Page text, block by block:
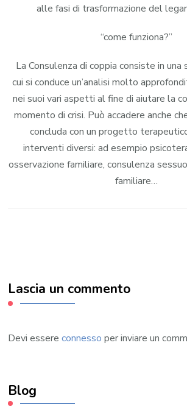
alle fasi di trasformazione del
“come funziona?”
La Consulenza di coppia consiste in una
cui si conduce un’analisi molto
nei suoi vari aspetti al fine di aiutare la
momento di crisi. Può accadere anche
concluda con un progetto
interventi diversi: ad esempio
osservazione familiare, consulenza
familiare…
Lascia un commento
Devi essereconnesso per inviare un
Blog